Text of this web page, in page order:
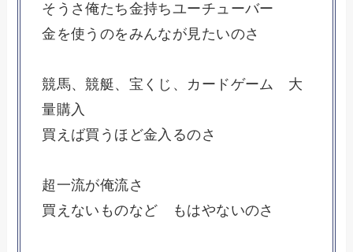
そうさ俺たち金持ちユーチューバー
金を使うのをみんなが見たいのさ
競馬、競艇、宝くじ、カードゲーム 大
量購入
買えば買うほど金入るのさ
超一流が俺流さ
買えないものなど もはやないのさ